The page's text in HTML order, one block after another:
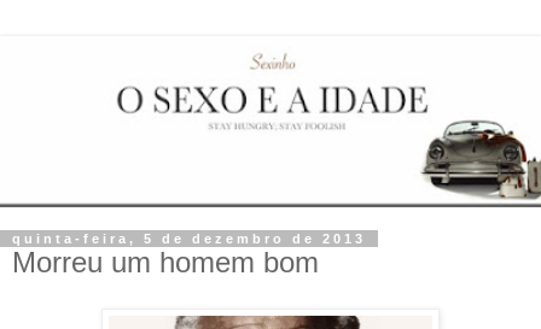
quinta-feira, 5 de dezembro de 2013
Morreu um homem bom